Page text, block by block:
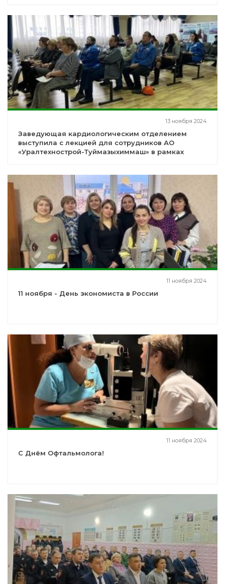
13 ноября 2024
Заведующая кардиологическим отделением
выступила с лекцией для сотрудников АО
«Уралтехнострой-Туймазыхиммаш» в рамках
11 ноября 2024
11 ноября - День экономиста в России
11 ноября 2024
С Днём Офтальмолога!